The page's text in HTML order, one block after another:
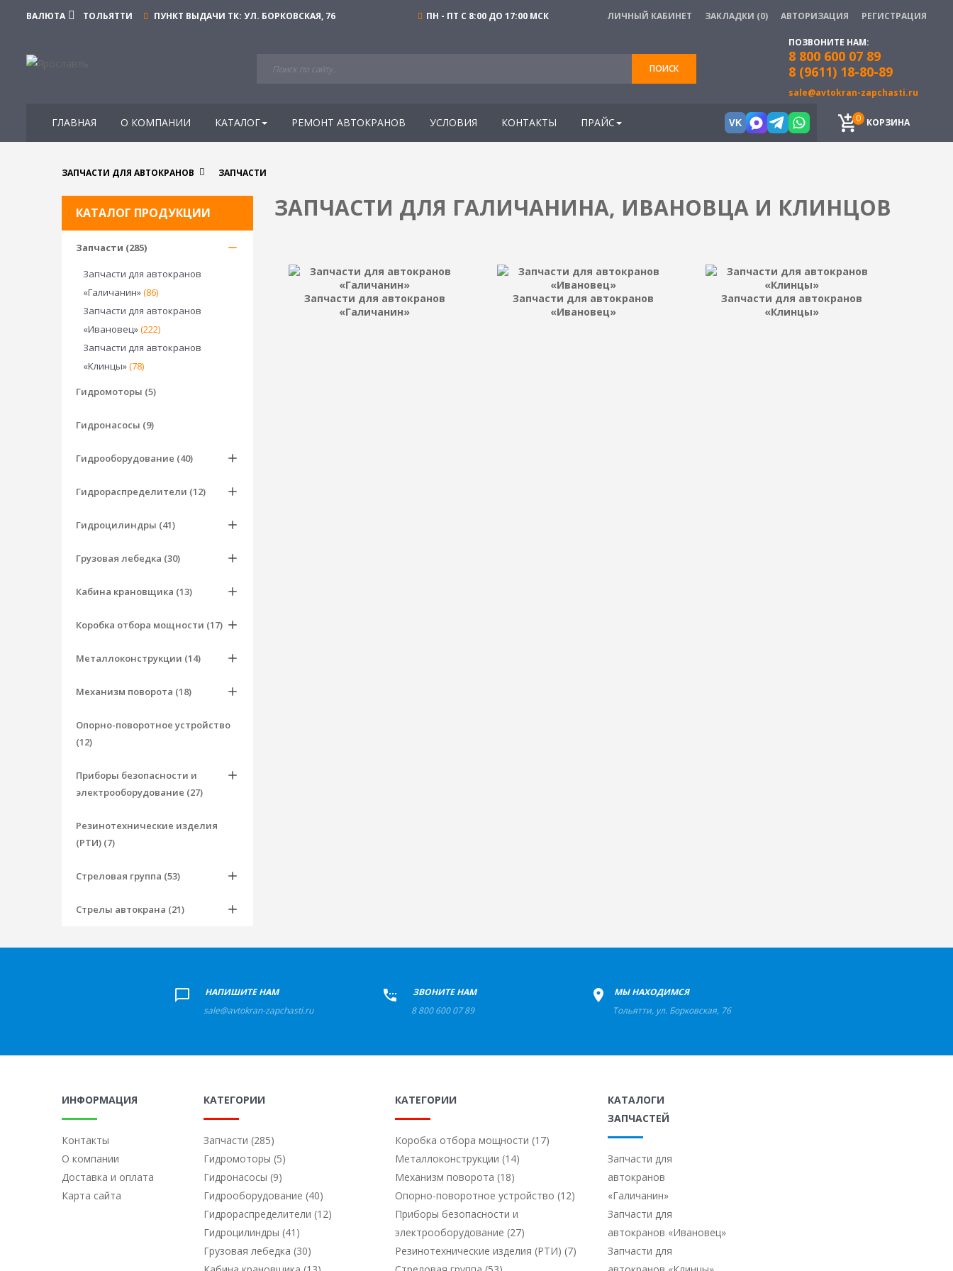
ВАЛЮТА ТОЛЬЯТТИ ПУНКТ ВЫДАЧИ ТК: УЛ. БОРКОВСКАЯ, 76 ПН - ПТ С 8:00 ДО 17:00 МСК ЛИЧНЫЙ КАБИНЕТ ЗАКЛАДКИ (0) АВТОРИЗАЦИЯ РЕГИСТРАЦИЯ
ПОИСК
ПОЗВОНИТЕ НАМ:
8 800 600 07 89
8 (9611) 18-80-89
sale@avtokran-zapchasti.ru
ГЛАВНАЯ О КОМПАНИИ КАТАЛОГ РЕМОНТ АВТОКРАНОВ УСЛОВИЯ КОНТАКТЫ ПРАЙС VK КОРЗИНА
0
ЗАПЧАСТИ ДЛЯ АВТОКРАНОВ ЗАПЧАСТИ
КАТАЛОГ ПРОДУКЦИИ
Запчасти (285)
Запчасти для автокранов
«Галичанин»(86)
Запчасти для автокранов
«Ивановец»(222)
Запчасти для автокранов
«Клинцы»(78)
Гидромоторы (5)
Гидронасосы (9)
Гидрооборудование (40)
Гидрораспределители (12)
Гидроцилиндры (41)
Грузовая лебедка (30)
Кабина крановщика (13)
Коробка отбора мощности (17)
Металлоконструкции (14)
Механизм поворота (18)
Опорно-поворотное устройство
(12)
Приборы безопасности и
электрооборудование (27)
Резинотехнические изделия
(РТИ) (7)
Стреловая группа (53)
Стрелы автокрана (21)
ЗАПЧАСТИ ДЛЯ ГАЛИЧАНИНА, ИВАНОВЦА И КЛИНЦОВ
Запчасти для автокранов
«Галичанин»
Запчасти для автокранов
«Ивановец»
Запчасти для автокранов
«Клинцы»
НАПИШИТЕ НАМ
sale@avtokran-zapchasti.ru
ЗВОНИТЕ НАМ
8 800 600 07 89
МЫ НАХОДИМСЯ
Тольятти, ул. Борковская, 76
ИНФОРМАЦИЯ
Контакты
О компании
Доставка и оплата
Карта сайта
КАТЕГОРИИ
Запчасти (285)
Гидромоторы (5)
Гидронасосы (9)
Гидрооборудование (40)
Гидрораспределители (12)
Гидроцилиндры (41)
Грузовая лебедка (30)
КАТЕГОРИИ
Коробка отбора мощности (17)
Металлоконструкции (14)
Механизм поворота (18)
Опорно-поворотное устройство (12)
Приборы безопасности и
электрооборудование (27)
Резинотехнические изделия (РТИ) (7)
КАТАЛОГИ
ЗАПЧАСТЕЙ
Запчасти для
автокранов
«Галичанин»
Запчасти для
автокранов «Ивановец»
Запчасти для